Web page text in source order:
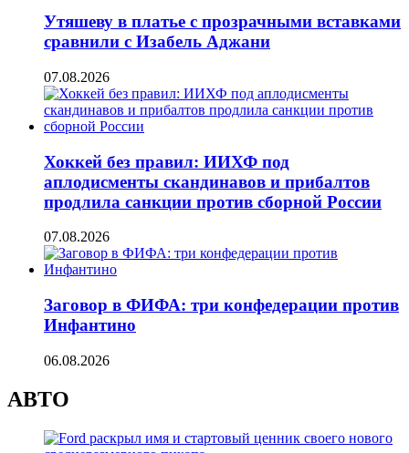
Утяшеву в платье с прозрачными вставками
сравнили с Изабель Аджани
07.08.2026
Хоккей без правил: ИИХФ под
аплодисменты скандинавов и прибалтов
продлила санкции против сборной России
07.08.2026
Заговор в ФИФА: три конфедерации против
Инфантино
06.08.2026
АВТО